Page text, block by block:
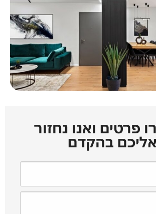
פרטים ואנו נחזור
אליכם בהקדם